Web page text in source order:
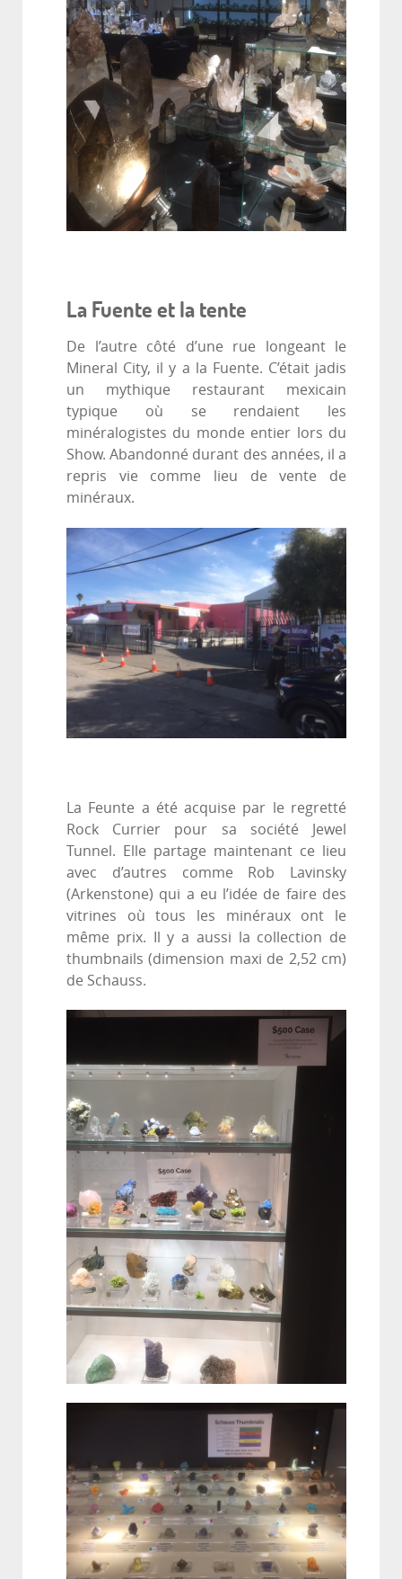
La Fuente et la tente
De l’autre côté d’une rue longeant le
Mineral City, il y a la Fuente. C’était jadis
un mythique restaurant mexicain
typique où se rendaient les
minéralogistes du monde entier lors du
Show. Abandonné durant des années, il a
repris vie comme lieu de vente de
minéraux.
La Feunte a été acquise par le regretté
Rock Currier pour sa société Jewel
Tunnel. Elle partage maintenant ce lieu
avec d’autres comme Rob Lavinsky
(Arkenstone) qui a eu l’idée de faire des
vitrines où tous les minéraux ont le
même prix. Il y a aussi la collection de
thumbnails (dimension maxi de 2,52 cm)
de Schauss.